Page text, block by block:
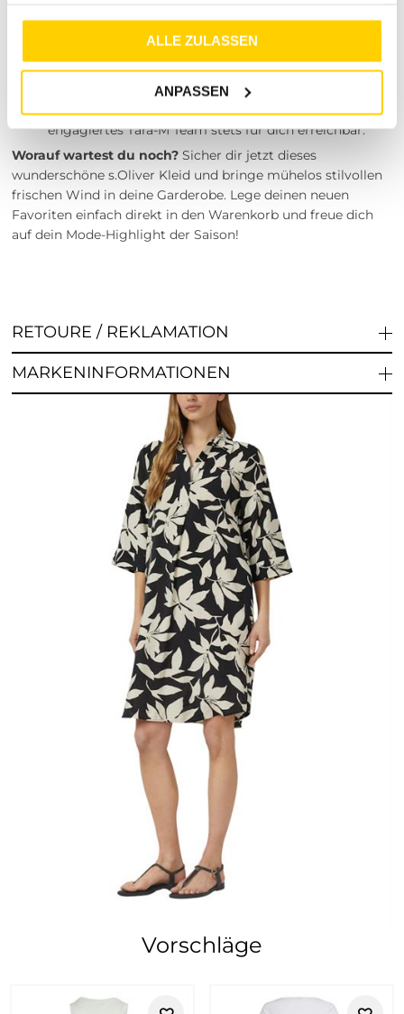
gesammelt haben.
ALLE ZULASSEN
ANPASSEN
Persönlicher Kundenservice:Wir lassen dich nicht
allein. Solltest du Fragen zu deinem neuen Styling-
Wunder oder dem Versand haben, ist unser
engagiertes Tara-M Team stets für dich erreichbar.
Worauf wartest du noch? Sicher dir jetzt dieses
wunderschöne s.Oliver Kleid und bringe mühelos stilvollen
frischen Wind in deine Garderobe. Lege deinen neuen
Favoriten einfach direkt in den Warenkorb und freue dich
auf dein Mode-Highlight der Saison!
RETOURE / REKLAMATION
MARKENINFORMATIONEN
Vorschläge